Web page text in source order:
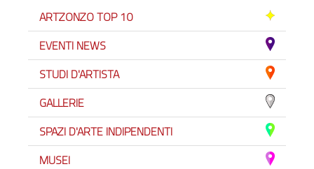
ARTZONZO TOP 10
EVENTI NEWS
STUDI D'ARTISTA
GALLERIE
SPAZI D'ARTE INDIPENDENTI
MUSEI